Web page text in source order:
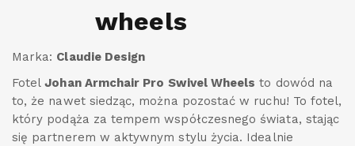
wheels
Marka: Claudie Design
Fotel Johan Armchair Pro Swivel Wheels to dowód na
to, że nawet siedząc, można pozostać w ruchu! To fotel,
który podąża za tempem współczesnego świata, stając
się partnerem w aktywnym stylu życia. Idealnie